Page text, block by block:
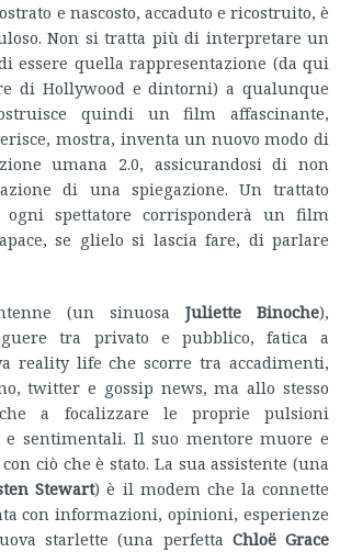
e nascosto, accaduto e ricostruito, è
Non si tratta più di interpretare un
essere quella rappresentazione (da qui
di Hollywood e dintorni) a qualunque
quindi un film affascinante,
mostra, inventa un nuovo modo di
umana 2.0, assicurandosi di non
di una spiegazione. Un trattato
ogni spettatore corrisponderà un film
se glielo si lascia fare, di parlare
(un sinuosa Juliette Binoche),
tra privato e pubblico, fatica a
reality life che scorre tra accadimenti,
twitter e gossip news, ma allo stesso
a focalizzare le proprie pulsioni
sentimentali. Il suo mentore muore e
ciò che è stato. La sua assistente (una
Stewart) è il modem che la connette
con informazioni, opinioni, esperienze
starlette (una perfetta Chloë Grace